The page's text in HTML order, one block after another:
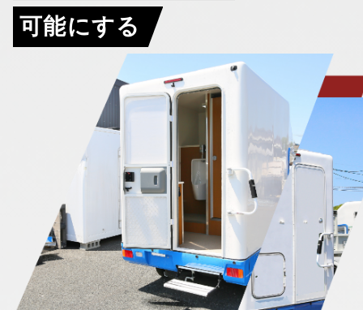
可能にする